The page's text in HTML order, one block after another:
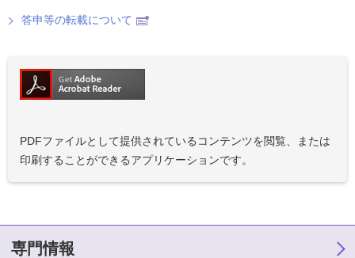
答申等の転載について
PDFファイルとして提供されているコンテンツを閲覧、または
印刷することができるアプリケーションです。
専門情報